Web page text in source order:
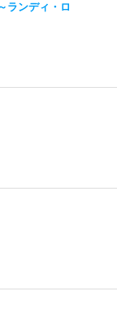
ランディ・ロ